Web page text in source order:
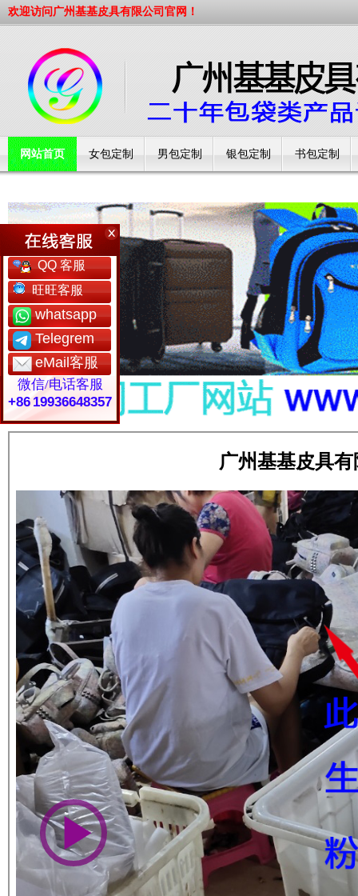
欢迎访问广州基基皮具有限公司官网！
网站首页 女包定制 男包定制 银包定制 书包定制
QQ 客服
旺旺客服
whatsapp
Telegrem
eMail客服
微信/电话客服
+86 19936648357